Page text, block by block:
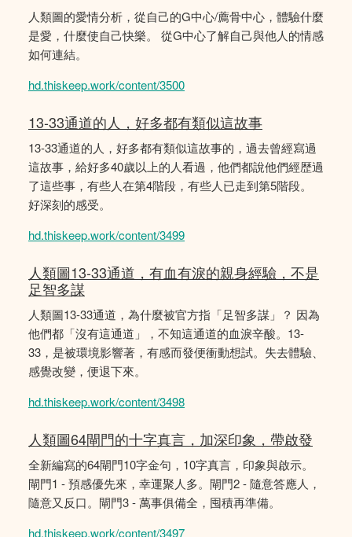
人類圖的愛情分析，從自己的G中心/薦骨中心，體驗什麼
是愛，什麼使自己快樂。 從G中心了解自己與他人的情感
如何連結。
hd.thiskeep.work/content/3500
13-33通道的人，好多都有類似這故事
13-33通道的人，好多都有類似這故事的，過去曾經寫過
這故事，給好多40歲以上的人看過，他們都說他們經歴過
了這些事，有些人在第4階段，有些人已走到第5階段。
好深刻的感受。
hd.thiskeep.work/content/3499
人類圖13-33通道，有血有淚的親身經驗，不是
足智多謀
人類圖13-33通道，為什麼被官方指「足智多謀」？ 因為
他們都「沒有這通道」，不知這通道的血淚辛酸。13-
33，是被環境影響著，有感而發便衝動想試。失去體驗、
感覺改變，便退下來。
hd.thiskeep.work/content/3498
人類圖64閘門的十字真言，加深印象，帶啟發
全新編寫的64閘門10字金句，10字真言，印象與啟示。
閘門1 - 預感優先來，幸運聚人多。閘門2 - 隨意答應人，
隨意又反口。閘門3 - 萬事俱備全，囤積再準備。
hd.thiskeep.work/content/3497